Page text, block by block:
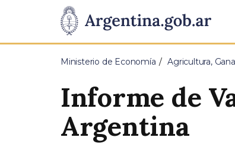
Presidencia
de
Pasar al contenido principal
Ministerio de Economía Agricultura,
Informe de
Argentina